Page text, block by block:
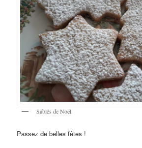
Sablés de Noël
Passez de belles fêtes !